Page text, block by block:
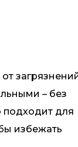
– без
подходит для
избежать